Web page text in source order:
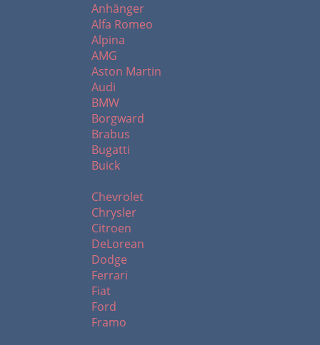
Anhänger
Alfa Romeo
Alpina
AMG
Aston Martin
Audi
BMW
Borgward
Brabus
Bugatti
Buick
Chevrolet
Chrysler
Citroen
DeLorean
Dodge
Ferrari
Fiat
Ford
Framo